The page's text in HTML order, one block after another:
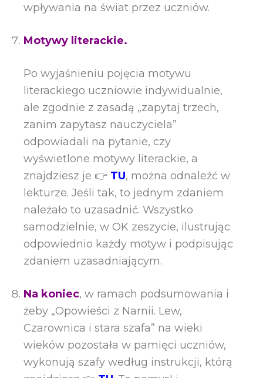
wpływania na świat przez uczniów.
Motywy literackie.
Po wyjaśnieniu pojęcia motywu
literackiego uczniowie indywidualnie,
ale zgodnie z zasadą „zapytaj trzech,
zanim zapytasz nauczyciela”
odpowiadali na pytanie, czy
wyświetlone motywy literackie, a
znajdziesz je 👉 TU, można odnaleźć w
lekturze. Jeśli tak, to jednym zdaniem
należało to uzasadnić. Wszystko
samodzielnie, w OK zeszycie, ilustrując
odpowiednio każdy motyw i podpisując
zdaniem uzasadniającym.
Na koniec, w ramach podsumowania i
żeby „Opowieści z Narnii. Lew,
Czarownica i stara szafa” na wieki
wieków pozostała w pamięci uczniów,
wykonują szafy według instrukcji, którą